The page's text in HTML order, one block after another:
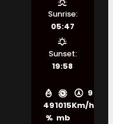
49
%
1015
mb
9
Km/h
Sunrise:
05:47
Sunset:
19:58